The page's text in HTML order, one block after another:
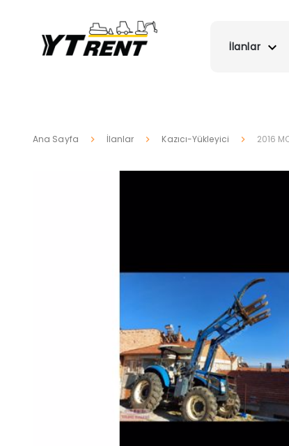
İlanlar
Ana Sayfa İlanlar Kazıcı-Yükleyici 2016